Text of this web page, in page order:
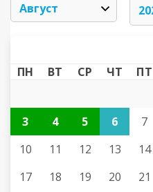
ПН ВТ СР ЧТ ПТ
3
4 5 6 7
10
11 12 13 14
17
18 19 20 21